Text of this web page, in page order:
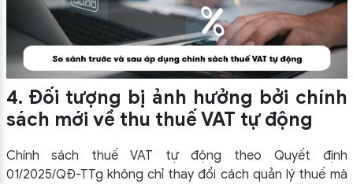
4. Đối tượng bị ảnh hưởng bởi chính
sách mới về thu thuế VAT tự động
Chính sách thuế VAT tự động theo Quyết định
01/2025/QĐ-TTg không chỉ thay đổi cách quản lý thuế mà